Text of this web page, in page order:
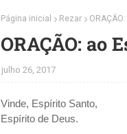
Página inicial Rezar
ORAÇÃO: ao
julho 26, 2017
Vinde, Espírito Santo,
Espírito de Deus.